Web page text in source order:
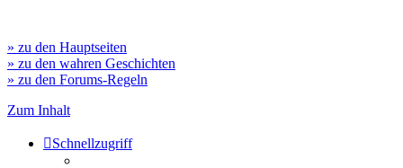
» zu den Hauptseiten
» zu den wahren Geschichten
» zu den Forums-Regeln
Zum Inhalt
Schnellzugriff